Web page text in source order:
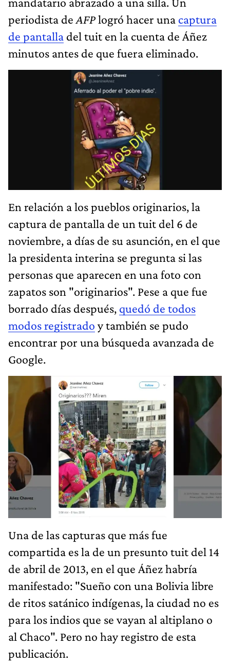
periodista de AFPlogró hacer una captura
de pantalla del tuit en la cuenta de Áñez
minutos antes de que fuera eliminado.
En relación a los pueblos originarios, la
captura de pantalla de un tuit del 6 de
noviembre, a días de su asunción, en el que
la presidenta interina se pregunta si las
personas que aparecen en una foto con
zapatos son "originarios". Pese a que fue
borrado días después, quedó de todos
modos registrado y también se pudo
encontrar por una búsqueda avanzada de
Google.
Una de las capturas que más fue
compartida es la de un presunto tuit del 14
de abril de 2013, en el que Áñez habría
manifestado: "Sueño con una Bolivia libre
de ritos satánico indígenas, la ciudad no es
para los indios que se vayan al altiplano o
al Chaco". Pero no hay registro de esta
publicación.